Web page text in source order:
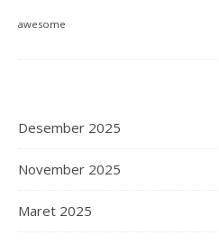
awesome
Desember 2025
November 2025
Maret 2025